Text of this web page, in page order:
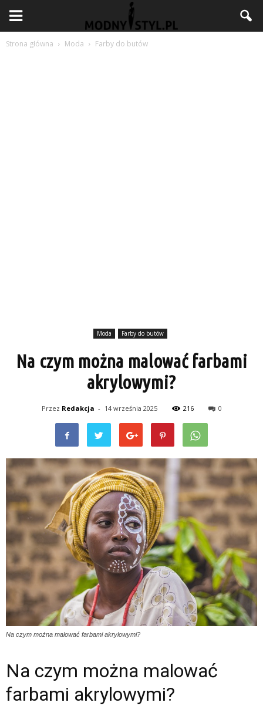
Strona główna Moda Farby do butów
Moda Farby do butów
Na czym można malować farbami
akrylowymi?
Przez Redakcja - 14 września 2025 216 0
Na czym można malować farbami akrylowymi?
Na czym można malować
farbami akrylowymi?